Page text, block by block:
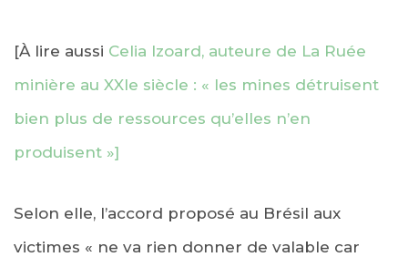
[À lire aussi Celia Izoard, auteure de La Ruée
minière au XXIe siècle : « les mines détruisent
bien plus de ressources qu’elles n’en
produisent »]
Selon elle, l’accord proposé au Brésil aux
victimes « ne va rien donner de valable car